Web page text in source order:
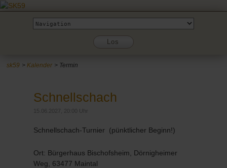
Zielseite
Los
sk59 Kalender Termin
Schnellschach
15.06.2027, 20:00 Uhr
Schnellschach-Turnier (pünktlicher Beginn!)
Ort: Bürgerhaus Bischofsheim, Dörnigheimer
Weg, 63477 Maintal